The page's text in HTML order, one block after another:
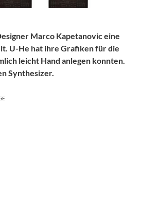
Marco Kapetanovic eine
U-He hat ihre Grafiken für die
leicht Hand anlegen konnten.
Synthesizer.